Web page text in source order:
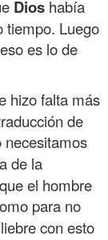
Dios había
tiempo. Luego
es lo de
hizo falta más
de
necesitamos
de la
el hombre
para no
con esto